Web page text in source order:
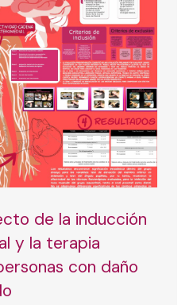
de la inducción
y la terapia
con daño